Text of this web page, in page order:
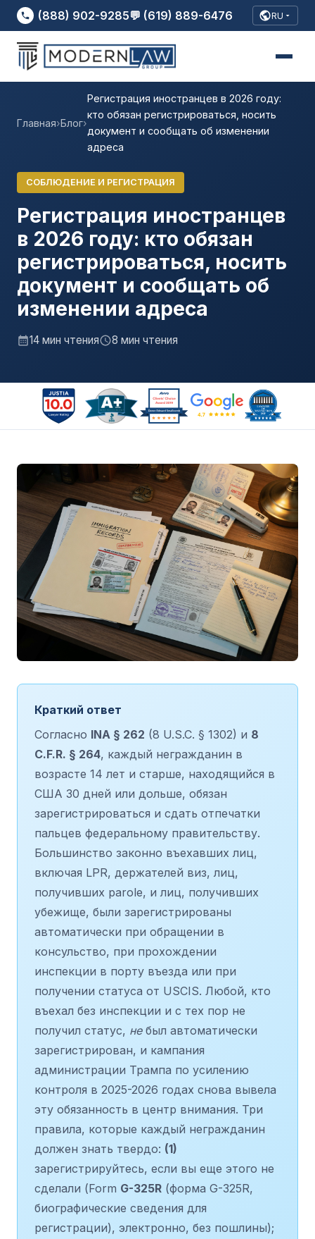
(888) 902-9285💬 (619) 889-6476 RU
Главная›Блог›
Регистрация иностранцев в 2026 году:
кто обязан регистрироваться, носить
документ и сообщать об изменении
адреса
СОБЛЮДЕНИЕ И РЕГИСТРАЦИЯ
Регистрация иностранцев
в 2026 году: кто обязан
регистрироваться, носить
документ и сообщать об
изменении адреса
14 мин чтения 8 мин чтения
Краткий ответ
Согласно INA § 262 (8 U.S.C. § 1302) и 8
C.F.R. § 264, каждый негражданин в
возрасте 14 лет и старше, находящийся в
США 30 дней или дольше, обязан
зарегистрироваться и сдать отпечатки
пальцев федеральному правительству.
Большинство законно въехавших лиц,
включая LPR, держателей виз, лиц,
получивших parole, и лиц, получивших
убежище, были зарегистрированы
автоматически при обращении в
консульство, при прохождении
инспекции в порту въезда или при
получении статуса от USCIS. Любой, кто
въехал без инспекции и с тех пор не
получил статус, небыл автоматически
зарегистрирован, и кампания
администрации Трампа по усилению
контроля в 2025-2026 годах снова вывела
эту обязанность в центр внимания. Три
правила, которые каждый негражданин
должен знать твердо: (1)
зарегистрируйтесь, если вы еще этого не
сделали (Form G-325R (форма G-325R,
биографические сведения для
регистрации), электронно, без пошлины);